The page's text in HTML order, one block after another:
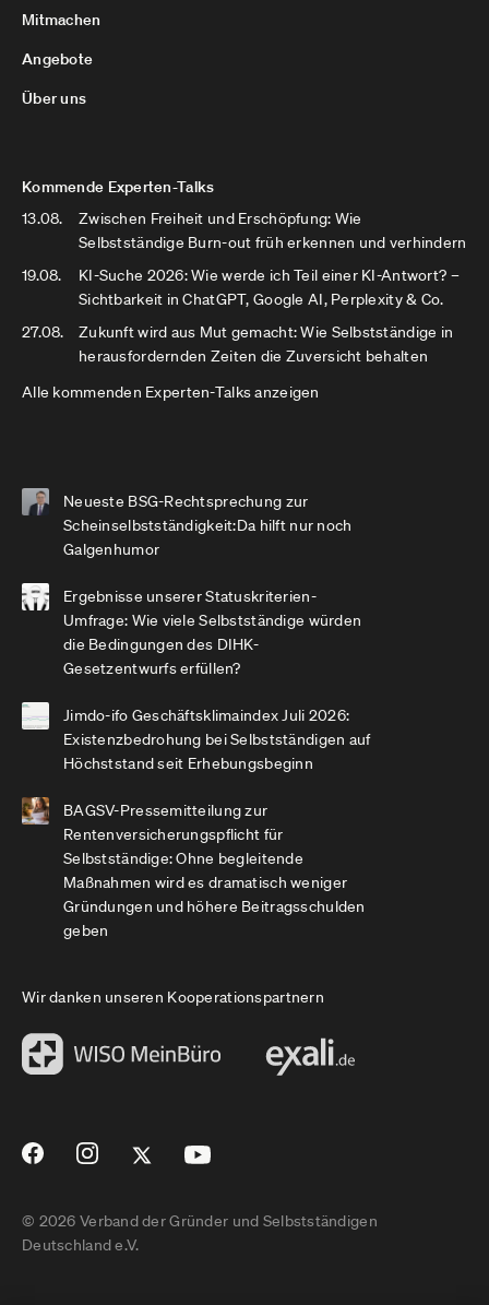
Mitmachen
Angebote
Über uns
Kommende Experten-Talks
13.08.
Zwischen Freiheit und Erschöpfung: Wie
Selbstständige Burn-out früh erkennen und verhindern
19.08.
KI-Suche 2026: Wie werde ich Teil einer KI-Antwort? –
Sichtbarkeit in ChatGPT, Google AI, Perplexity & Co.
27.08.
Zukunft wird aus Mut gemacht: Wie Selbstständige in
herausfordernden Zeiten die Zuversicht behalten
Alle kommenden Experten-Talks anzeigen
Neueste BSG-Rechtsprechung zur
Scheinselbstständigkeit:Da hilft nur noch
Galgenhumor
Ergebnisse unserer Statuskriterien-
Umfrage: Wie viele Selbstständige würden
die Bedingungen des DIHK-
Gesetzentwurfs erfüllen?
Jimdo-ifo Geschäftsklimaindex Juli 2026:
Existenzbedrohung bei Selbstständigen auf
Höchststand seit Erhebungsbeginn
BAGSV-Pressemitteilung zur
Rentenversicherungspflicht für
Selbstständige: Ohne begleitende
Maßnahmen wird es dramatisch weniger
Gründungen und höhere Beitragsschulden
geben
Wir danken unseren Kooperationspartnern
© 2026 Verband der Gründer und Selbstständigen
Deutschland e.V.